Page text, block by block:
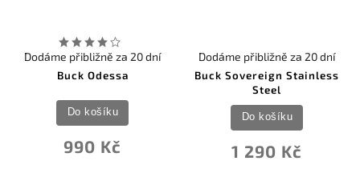
Buck Odessa
Dodáme přibližně za 20 dní
990 Kč
Do košíku
Buck Sovereign Stainless
Steel
Dodáme přibližně za 20 dní
1 290 Kč
Do košíku